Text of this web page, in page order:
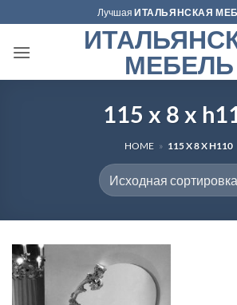
to
content
ЛучшаяИТАЛЬЯНСКАЯ
МЕБЕЛЬ
115 x 8 x
HOME » 115 X 8 X H110